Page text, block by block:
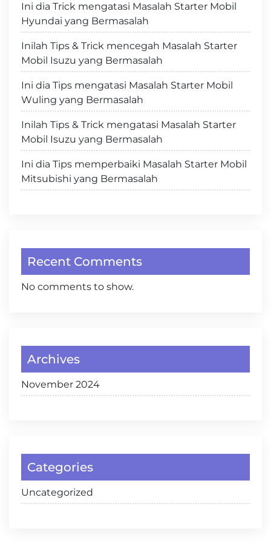
Ini dia Trick mengatasi Masalah Starter Mobil
Hyundai yang Bermasalah
Inilah Tips & Trick mencegah Masalah Starter
Mobil Isuzu yang Bermasalah
Ini dia Tips mengatasi Masalah Starter Mobil
Wuling yang Bermasalah
Inilah Tips & Trick mengatasi Masalah Starter
Mobil Isuzu yang Bermasalah
Ini dia Tips memperbaiki Masalah Starter Mobil
Mitsubishi yang Bermasalah
Recent Comments
No comments to show.
Archives
November 2024
Categories
Uncategorized